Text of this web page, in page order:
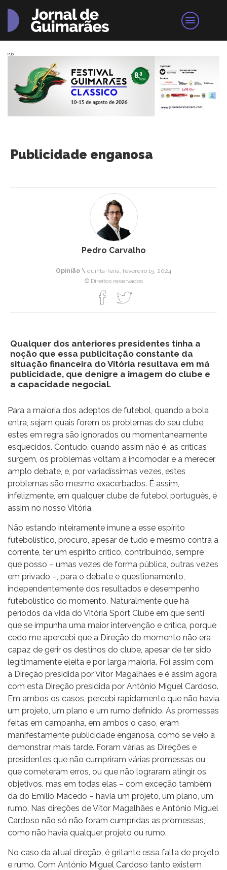
Pub
Publicidade enganosa
Pedro Carvalho
Opinião \ quinta-feira, fevereiro 15, 2024
© Direitos reservados
Qualquer dos anteriores presidentes tinha a
noção que essa publicitação constante da
situação financeira do Vitória resultava em má
publicidade, que denigre a imagem do clube e
a capacidade negocial.
Para a maioria dos adeptos de futebol, quando a bola
entra, sejam quais forem os problemas do seu clube,
estes em regra são ignorados ou momentaneamente
esquecidos. Contudo, quando assim não é, as críticas
surgem, os problemas voltam a incomodar e a merecer
amplo debate, e, por variadíssimas vezes, estes
problemas são mesmo exacerbados. É assim,
infelizmente, em qualquer clube de futebol português, é
assim no nosso Vitória.
Não estando inteiramente imune a esse espírito
futebolístico, procuro, apesar de tudo e mesmo contra a
corrente, ter um espírito crítico, contribuindo, sempre
que posso – umas vezes de forma pública, outras vezes
em privado –, para o debate e questionamento,
independentemente dos resultados e desempenho
futebolístico do momento. Naturalmente que há
períodos da vida do Vitória Sport Clube em que senti
que se impunha uma maior intervenção e crítica, porque
cedo me apercebi que a Direção do momento não era
capaz de gerir os destinos do clube, apesar de ter sido
legitimamente eleita e por larga maioria. Foi assim com
a Direção presidida por Vítor Magalhães e é assim agora
com esta Direção presidida por António Miguel Cardoso.
Em ambos os casos, percebi rapidamente que não havia
um projeto, um plano e um rumo definido. As promessas
feitas em campanha, em ambos o caso, eram
manifestamente publicidade enganosa, como se veio a
demonstrar mais tarde. Foram várias as Direções e
presidentes que não cumpriram várias promessas ou
que cometeram erros, ou que não lograram atingir os
objetivos, mas em todas elas – com exceção também
da do Emílio Macedo – havia um projeto, um plano, um
rumo. Nas direções de Vítor Magalhães e António Miguel
Cardoso não só não foram cumpridas as promessas,
como não havia qualquer projeto ou rumo.
No caso da atual direção, é gritante essa falta de projeto
e rumo. Com António Miguel Cardoso tanto existem